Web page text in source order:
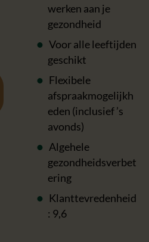
werken aan je
gezondheid
Voor alle leeftijden
geschikt
Flexibele
afspraakmogelijkh
eden (inclusief ’s
avonds)
Algehele
gezondheidsverbet
ering
Klanttevredenheid
: 9,6